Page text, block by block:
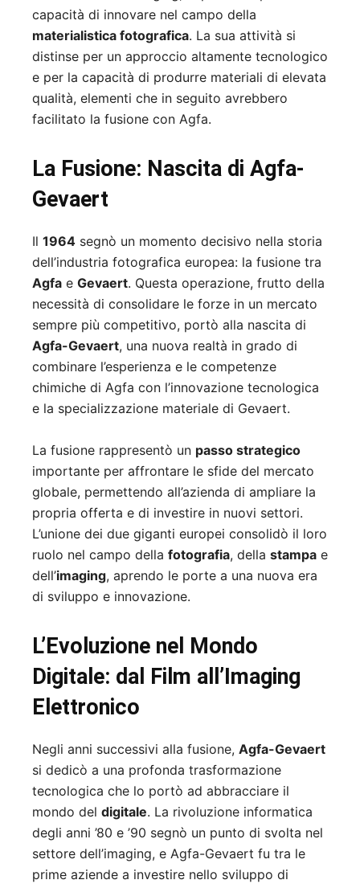
capacità di innovare nel campo della
materialistica fotografica. La sua attività si
distinse per un approccio altamente tecnologico
e per la capacità di produrre materiali di elevata
qualità, elementi che in seguito avrebbero
facilitato la fusione con Agfa.
La Fusione: Nascita di Agfa-
Gevaert
Il 1964 segnò un momento decisivo nella storia
dell’industria fotografica europea: la fusione tra
Agfa e Gevaert. Questa operazione, frutto della
necessità di consolidare le forze in un mercato
sempre più competitivo, portò alla nascita di
Agfa-Gevaert, una nuova realtà in grado di
combinare l’esperienza e le competenze
chimiche di Agfa con l’innovazione tecnologica
e la specializzazione materiale di Gevaert.
La fusione rappresentò un passo strategico
importante per affrontare le sfide del mercato
globale, permettendo all’azienda di ampliare la
propria offerta e di investire in nuovi settori.
L’unione dei due giganti europei consolidò il loro
ruolo nel campo della fotografia, della stampa e
dell’imaging, aprendo le porte a una nuova era
di sviluppo e innovazione.
L’Evoluzione nel Mondo
Digitale: dal Film all’Imaging
Elettronico
Negli anni successivi alla fusione, Agfa-Gevaert
si dedicò a una profonda trasformazione
tecnologica che lo portò ad abbracciare il
mondo del digitale. La rivoluzione informatica
degli anni ’80 e ’90 segnò un punto di svolta nel
settore dell’imaging, e Agfa-Gevaert fu tra le
prime aziende a investire nello sviluppo di